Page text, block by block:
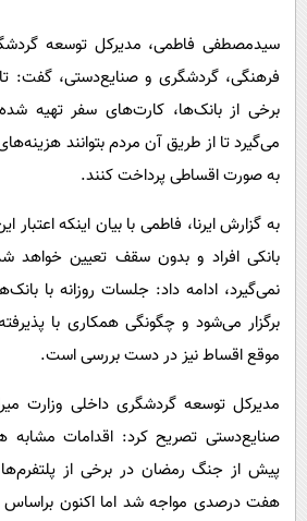
فناوری
گوناگون
محیط زیست
فرهنگی
بین الملل
اجتماعی
سیاست خارجی
روانشناسی
آشپزی
سیدمصطفی فاطمی، مدیرکل توسعه
فرهنگی، گردشگری و صنایع‌دستی، گفت:
برخی از بانک‌ها، کارت‌های سفر تهیه
می‌گیرد تا از طریق آن مردم بتوانند
به صورت اقساطی پرداخت کنند.
به گزارش ایرنا، فاطمی با بیان اینکه
بانکی افراد و بدون سقف تعیین
نمی‌گیرد، ادامه داد: جلسات روزانه با
برگزار می‌شود و چگونگی همکاری با
موقع اقساط نیز در دست بررسی است.
مدیرکل توسعه گردشگری داخلی وزارت
صنایع‌دستی تصریح کرد: اقدامات مشابه
پیش از جنگ رمضان در برخی از پلتفرم‌ها
هفت درصدی مواجه شد اما اکنون